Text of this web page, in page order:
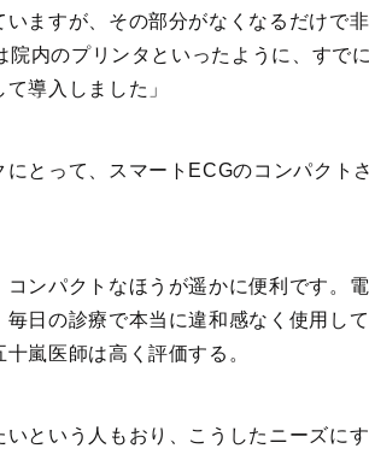
ますが、その部分がなくなるだけで
内のプリンタといったように、すで
導入しました」
とって、スマートECGのコンパクト
ンパクトなほうが遥かに便利です。
日の診療で本当に違和感なく使用して
嵐医師は高く評価する。
という人もおり、こうしたニーズに